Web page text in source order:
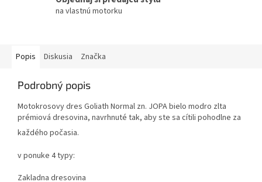
na vlastnú motorku
Popis Diskusia Značka
Podrobný popis
Motokrosovy dres Goliath Normal zn. JOPA bielo modro zlta
prémiová dresovina, navrhnuté tak, aby ste sa cítili pohodlne za
každého počasia.
v ponuke 4 typy:
Zakladna dresovina